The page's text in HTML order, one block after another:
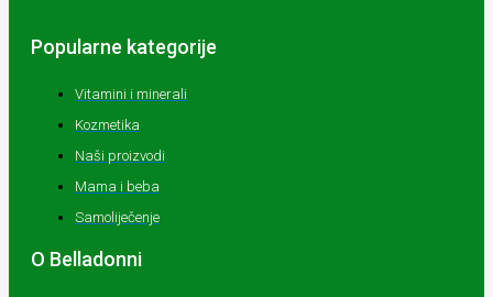
Popularne kategorije
Vitamini i minerali
Kozmetika
Naši proizvodi
Mama i beba
Samoliječenje
O Belladonni